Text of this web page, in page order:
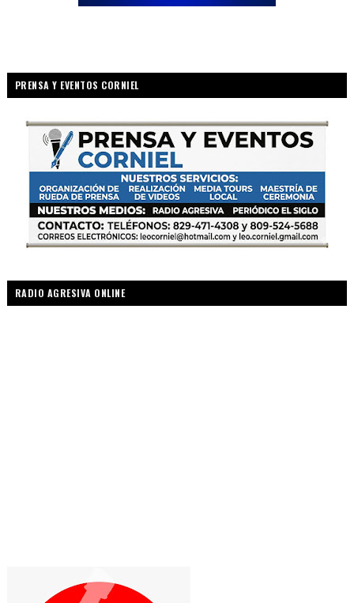
PRENSA Y EVENTOS CORNIEL
RADIO AGRESIVA ONLINE